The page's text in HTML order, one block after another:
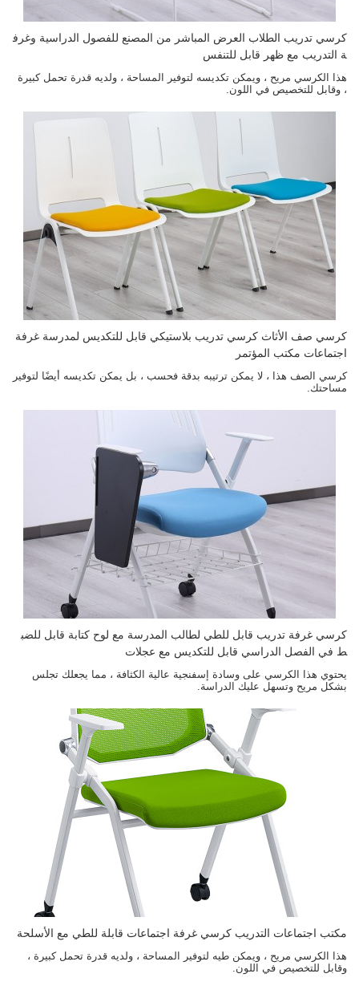
كرسي تدريب الطلاب العرض المباشر من المصنع للفصول الدراسية وغرف
ة التدريب مع ظهر قابل للتنفس
هذا الكرسي مريح ، ويمكن تكديسه لتوفير المساحة ، ولديه قدرة تحمل كبيرة
، وقابل للتخصيص في اللون.
كرسي صف الأثاث كرسي تدريب بلاستيكي قابل للتكديس لمدرسة غرفة
اجتماعات مكتب المؤتمر
كرسي الصف هذا ، لا يمكن ترتيبه بدقة فحسب ، بل يمكن تكديسه أيضًا لتوفير
مساحتك.
كرسي غرفة تدريب قابل للطي لطالب المدرسة مع لوح كتابة قابل للضب
ط في الفصل الدراسي قابل للتكديس مع عجلات
يحتوي هذا الكرسي على وسادة إسفنجية عالية الكثافة ، مما يجعلك تجلس
بشكل مريح وتسهل عليك الدراسة.
مكتب اجتماعات التدريب كرسي غرفة اجتماعات قابلة للطي مع الأسلحة
هذا الكرسي مريح ، ويمكن طيه لتوفير المساحة ، ولديه قدرة تحمل كبيرة ،
وقابل للتخصيص في اللون.